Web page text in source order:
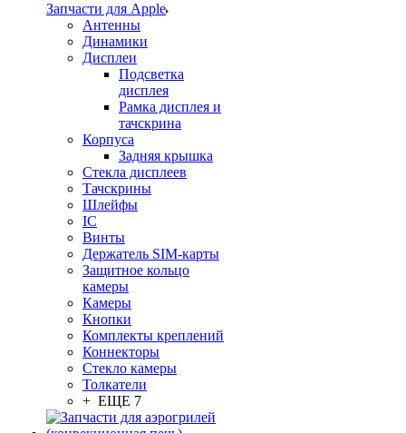
Запчасти для Apple
Антенны
Динамики
Дисплеи
Подсветка
дисплея
Рамка дисплея и
тачскрина
Корпуса
Задняя крышка
Стекла дисплеев
Тачскрины
Шлейфы
IC
Винты
Держатель SIM-карты
Защитное кольцо
камеры
Камеры
Кнопки
Комплекты креплений
Коннекторы
Стекло камеры
Толкатели
+ ЕЩЕ 7